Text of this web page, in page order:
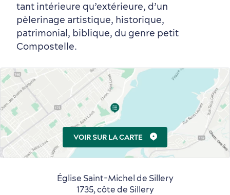
Autour du centre-ville
Périphérie de la ville
Activités en été
Activités en hiver
dans le Vieux-Québec
en famille
Hôtels écologiques
Centres de villégiature
Magazine Québec cité
Informations pratiques
tant intérieure qu’extérieure, d’un
pèlerinage artistique, historique,
patrimonial, biblique, du genre petit
Compostelle.
Église Saint-Michel de Sillery
1735, côte de Sillery
VOIR SUR LA CARTE